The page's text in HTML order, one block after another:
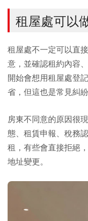
租屋處可以
租屋處不一定可以直
意，並確認租約內容
開始會想用租屋處登
省，但這也是常見糾紛
房東不同意的原因很
態、租賃申報、稅務
租，有些會直接拒絕
地址變更。